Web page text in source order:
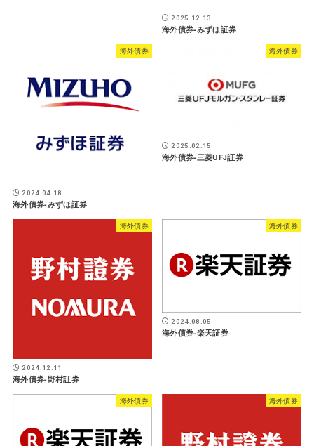
2025.12.13
海外債券-みずほ証券
海外債券
2024.04.18
海外債券-みずほ証券
海外債券
2025.02.15
海外債券-三菱UFJ証券
海外債券
2024.12.11
海外債券-野村証券
海外債券
2024.08.05
海外債券-楽天証券
海外債券 海外債券